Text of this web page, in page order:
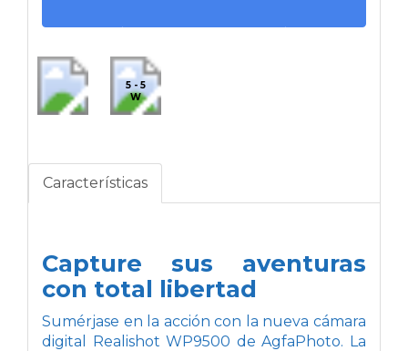
5 - 5
W
Características
Capture sus aventuras
con total libertad
Sumérjase en la acción con la nueva cámara
digital Realishot WP9500 de AgfaPhoto. La